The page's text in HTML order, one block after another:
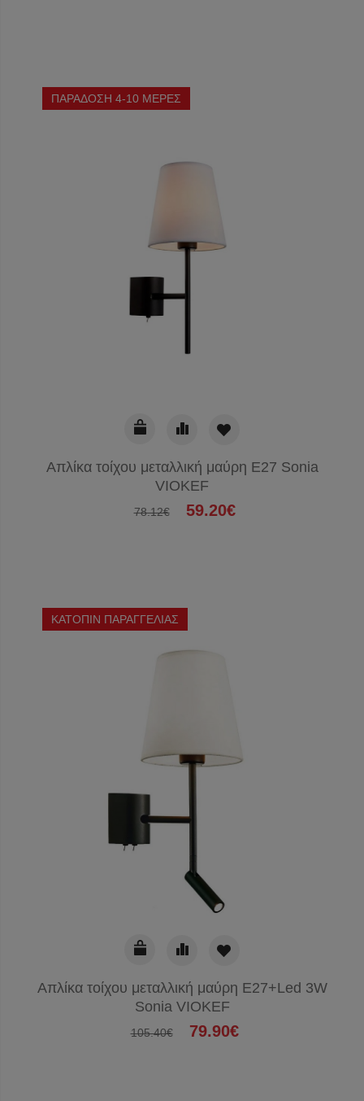
ΠΑΡΑΔΟΣΗ 4-10 ΜΕΡΕΣ
Απλίκα τοίχου μεταλλική μαύρη Ε27 Sonia
VIOKEF
78.12€ 59.20€
ΚΑΤΟΠΙΝ ΠΑΡΑΓΓΕΛΙΑΣ
Απλίκα τοίχου μεταλλική μαύρη Ε27+Led 3W
Sonia VIOKEF
105.40€ 79.90€